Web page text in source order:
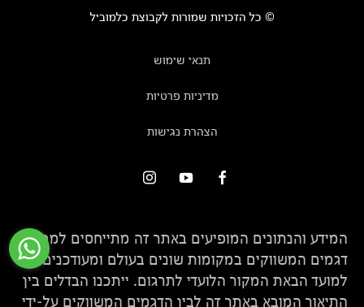
© כל הזכויות שמורות לקבוצת כלמוביל
תנאי שימוש
מדיניות פרטיות
הצהרת נגישות
המידע והנתונים המופיעים באתר זה מתייחסים למגוון
דגמים המשווקים במקומות שונים בעולם ומעודכנים
למועד הבאת המקור הלועדי לתרגום. ייתכנו הבדלים בין
התיאור המובא באתר זה לבין הדגמים המשווקים על-ידי